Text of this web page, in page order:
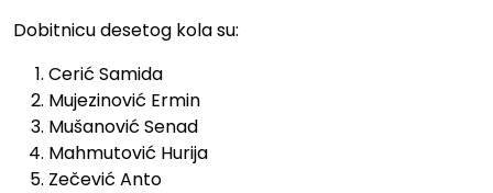
Dobitnicu desetog kola su:
Cerić Samida
Mujezinović Ermin
Mušanović Senad
Mahmutović Hurija
Zečević Anto